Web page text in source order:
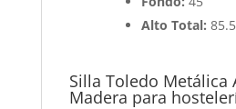
Alto Total: 85.5
Silla Toledo Metálica
Madera para